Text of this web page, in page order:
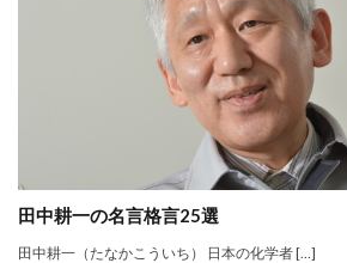
田中耕一の名言格言25選
田中耕一（たなかこういち） 日本の化学者 […]